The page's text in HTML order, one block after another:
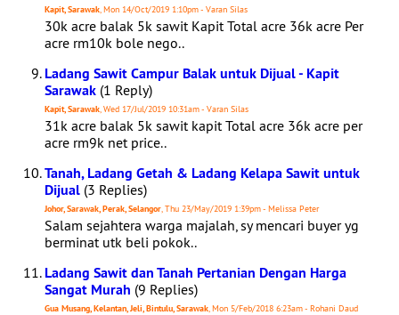
Kapit, Sarawak, Mon 14/Oct/2019 1:10pm - Varan Silas
30k acre balak 5k sawit Kapit Total acre 36k acre Per
acre rm10k bole nego..
Ladang Sawit Campur Balak untuk Dijual - Kapit
Sarawak (1 Reply)
Kapit, Sarawak, Wed 17/Jul/2019 10:31am - Varan Silas
31k acre balak 5k sawit kapit Total acre 36k acre per
acre rm9k net price..
Tanah, Ladang Getah & Ladang Kelapa Sawit untuk
Dijual (3 Replies)
Johor, Sarawak, Perak, Selangor, Thu 23/May/2019 1:39pm - Melissa Peter
Salam sejahtera warga majalah, sy mencari buyer yg
berminat utk beli pokok..
Ladang Sawit dan Tanah Pertanian Dengan Harga
Sangat Murah (9 Replies)
Gua Musang, Kelantan, Jeli, Bintulu, Sarawak, Mon 5/Feb/2018 6:23am - Rohani Daud